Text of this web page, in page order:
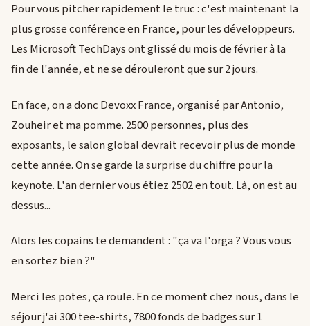
Pour vous pitcher rapidement le truc : c'est maintenant la
plus grosse conférence en France, pour les développeurs.
Les Microsoft TechDays ont glissé du mois de février à la
fin de l'année, et ne se dérouleront que sur 2 jours.
En face, on a donc Devoxx France, organisé par Antonio,
Zouheir et ma pomme. 2500 personnes, plus des
exposants, le salon global devrait recevoir plus de monde
cette année. On se garde la surprise du chiffre pour la
keynote. L'an dernier vous étiez 2502 en tout. Là, on est au
dessus...
Alors les copains te demandent : "ça va l'orga ? Vous vous
en sortez bien ?"
Merci les potes, ça roule. En ce moment chez nous, dans le
séjour j'ai 300 tee-shirts, 7800 fonds de badges sur 1